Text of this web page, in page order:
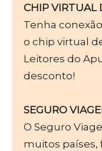
CHIP VIRTUAL
Tenha
o chip virtual
Leitores do
desconto!
SEGURO
O Seguro
muitos países,